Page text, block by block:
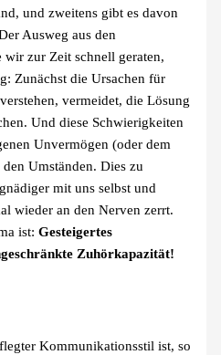
und zweitens gibt es davon
Ausweg aus den
wir zur Zeit schnell geraten,
Zunächst die Ursachen für
vermeidet, die Lösung
Und diese Schwierigkeiten
Unvermögen (oder dem
Umständen. Dies zu
mit uns selbst und
wieder an den Nerven zerrt.
ist:Gesteigertes
Zuhörkapazität!
Kommunikationsstil ist, so